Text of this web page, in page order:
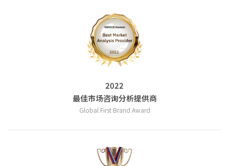
2022
最佳市场咨询分析提供商
Global First Brand Award